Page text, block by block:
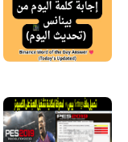
03 إلى 2026-08-09